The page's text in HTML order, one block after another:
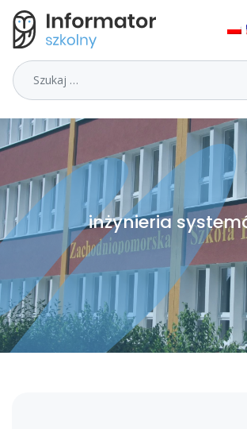
Szukaj
inżynieria